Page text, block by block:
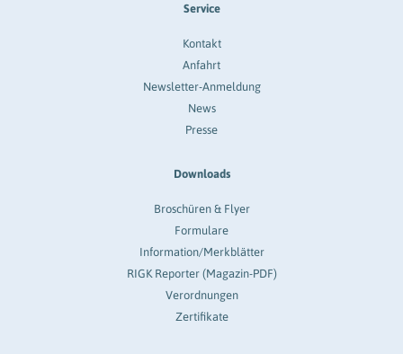
Service
Kontakt
Anfahrt
Newsletter-Anmeldung
News
Presse
Downloads
Broschüren & Flyer
Formulare
Information/Merkblätter
RIGK Reporter (Magazin-PDF)
Verordnungen
Zertifikate